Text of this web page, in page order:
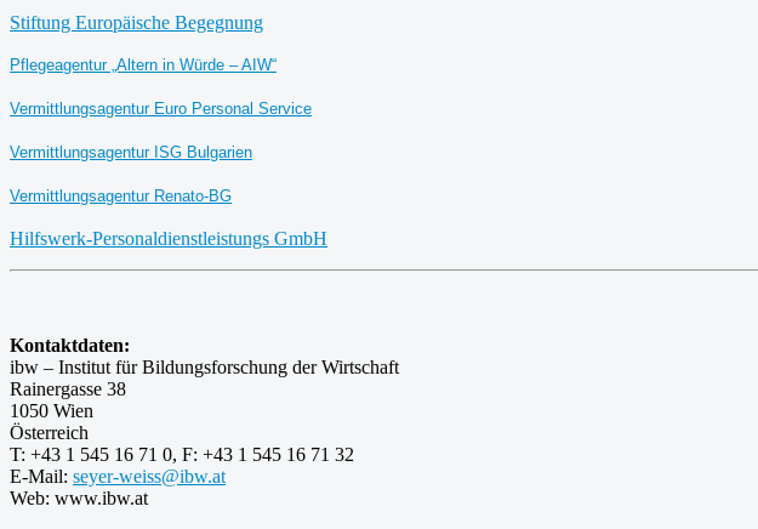
Stiftung Europäische Begegnung
Pflegeagentur „Altern in Würde – AIW“
Vermittlungsagentur Euro Personal Service
Vermittlungsagentur ISG Bulgarien
Vermittlungsagentur Renato-BG
Hilfswerk-Personaldienstleistungs GmbH
Kontaktdaten:
ibw – Institut für Bildungsforschung der Wirtschaft
Rainergasse 38
1050 Wien
Österreich
T: +43 1 545 16 71 0, F: +43 1 545 16 71 32
E-Mail: seyer-weiss@ibw.at
Web: www.ibw.at